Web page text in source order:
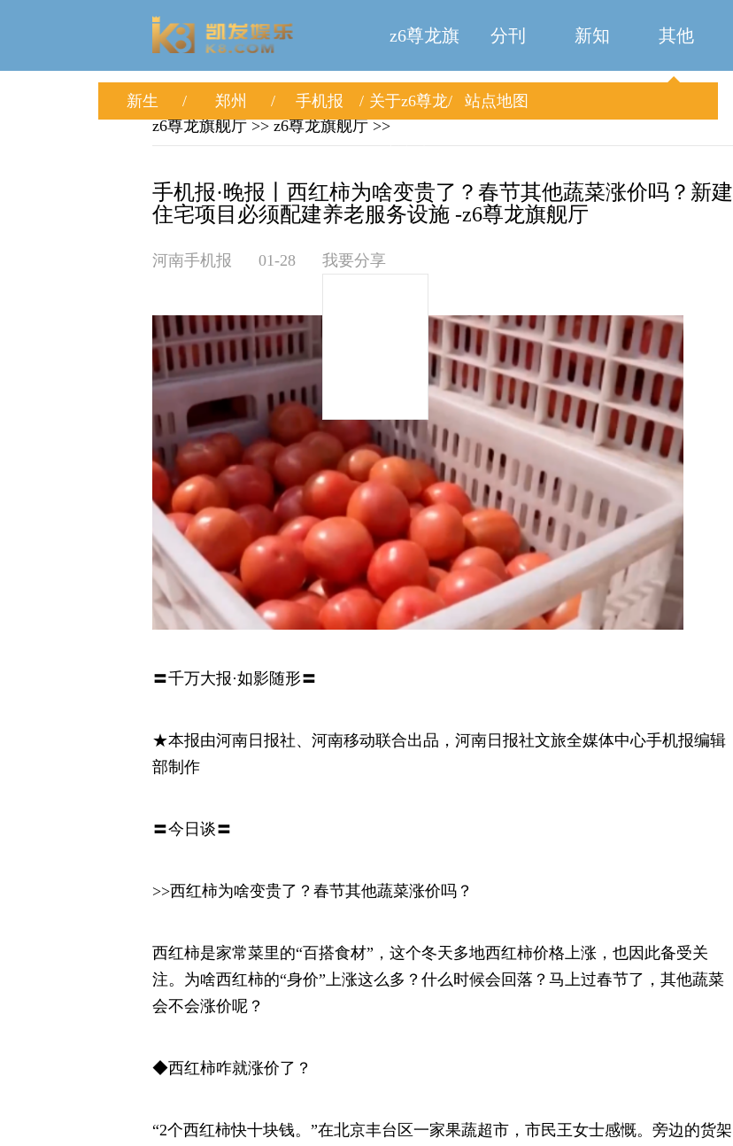
z6尊龙旗
舰厅
分刊 新知 其他
新生 郑州 手机报 关于z6尊龙
站点地图
z6尊龙旗舰厅 >> z6尊龙旗舰厅 >>
手机报·晚报丨西红柿为啥变贵了？春节其他蔬菜涨价吗？新建
住宅项目必须配建养老服务设施 -z6尊龙旗舰厅
河南手机报 01-28 我要分享
〓千万大报·如影随形〓
★本报由河南日报社、河南移动联合出品，河南日报社文旅全媒体中心手机报编辑
部制作
〓今日谈〓
>>西红柿为啥变贵了？春节其他蔬菜涨价吗？
西红柿是家常菜里的“百搭食材”，这个冬天多地西红柿价格上涨，也因此备受关
注。为啥西红柿的“身价”上涨这么多？什么时候会回落？马上过春节了，其他蔬菜
会不会涨价呢？
◆西红柿咋就涨价了？
“2个西红柿快十块钱。”在北京丰台区一家果蔬超市，市民王女士感慨。旁边的货架